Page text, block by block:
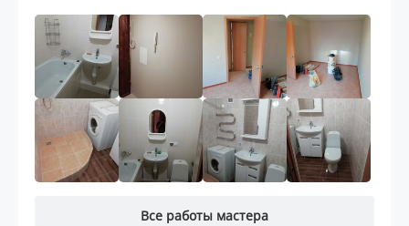
Все работы мастера